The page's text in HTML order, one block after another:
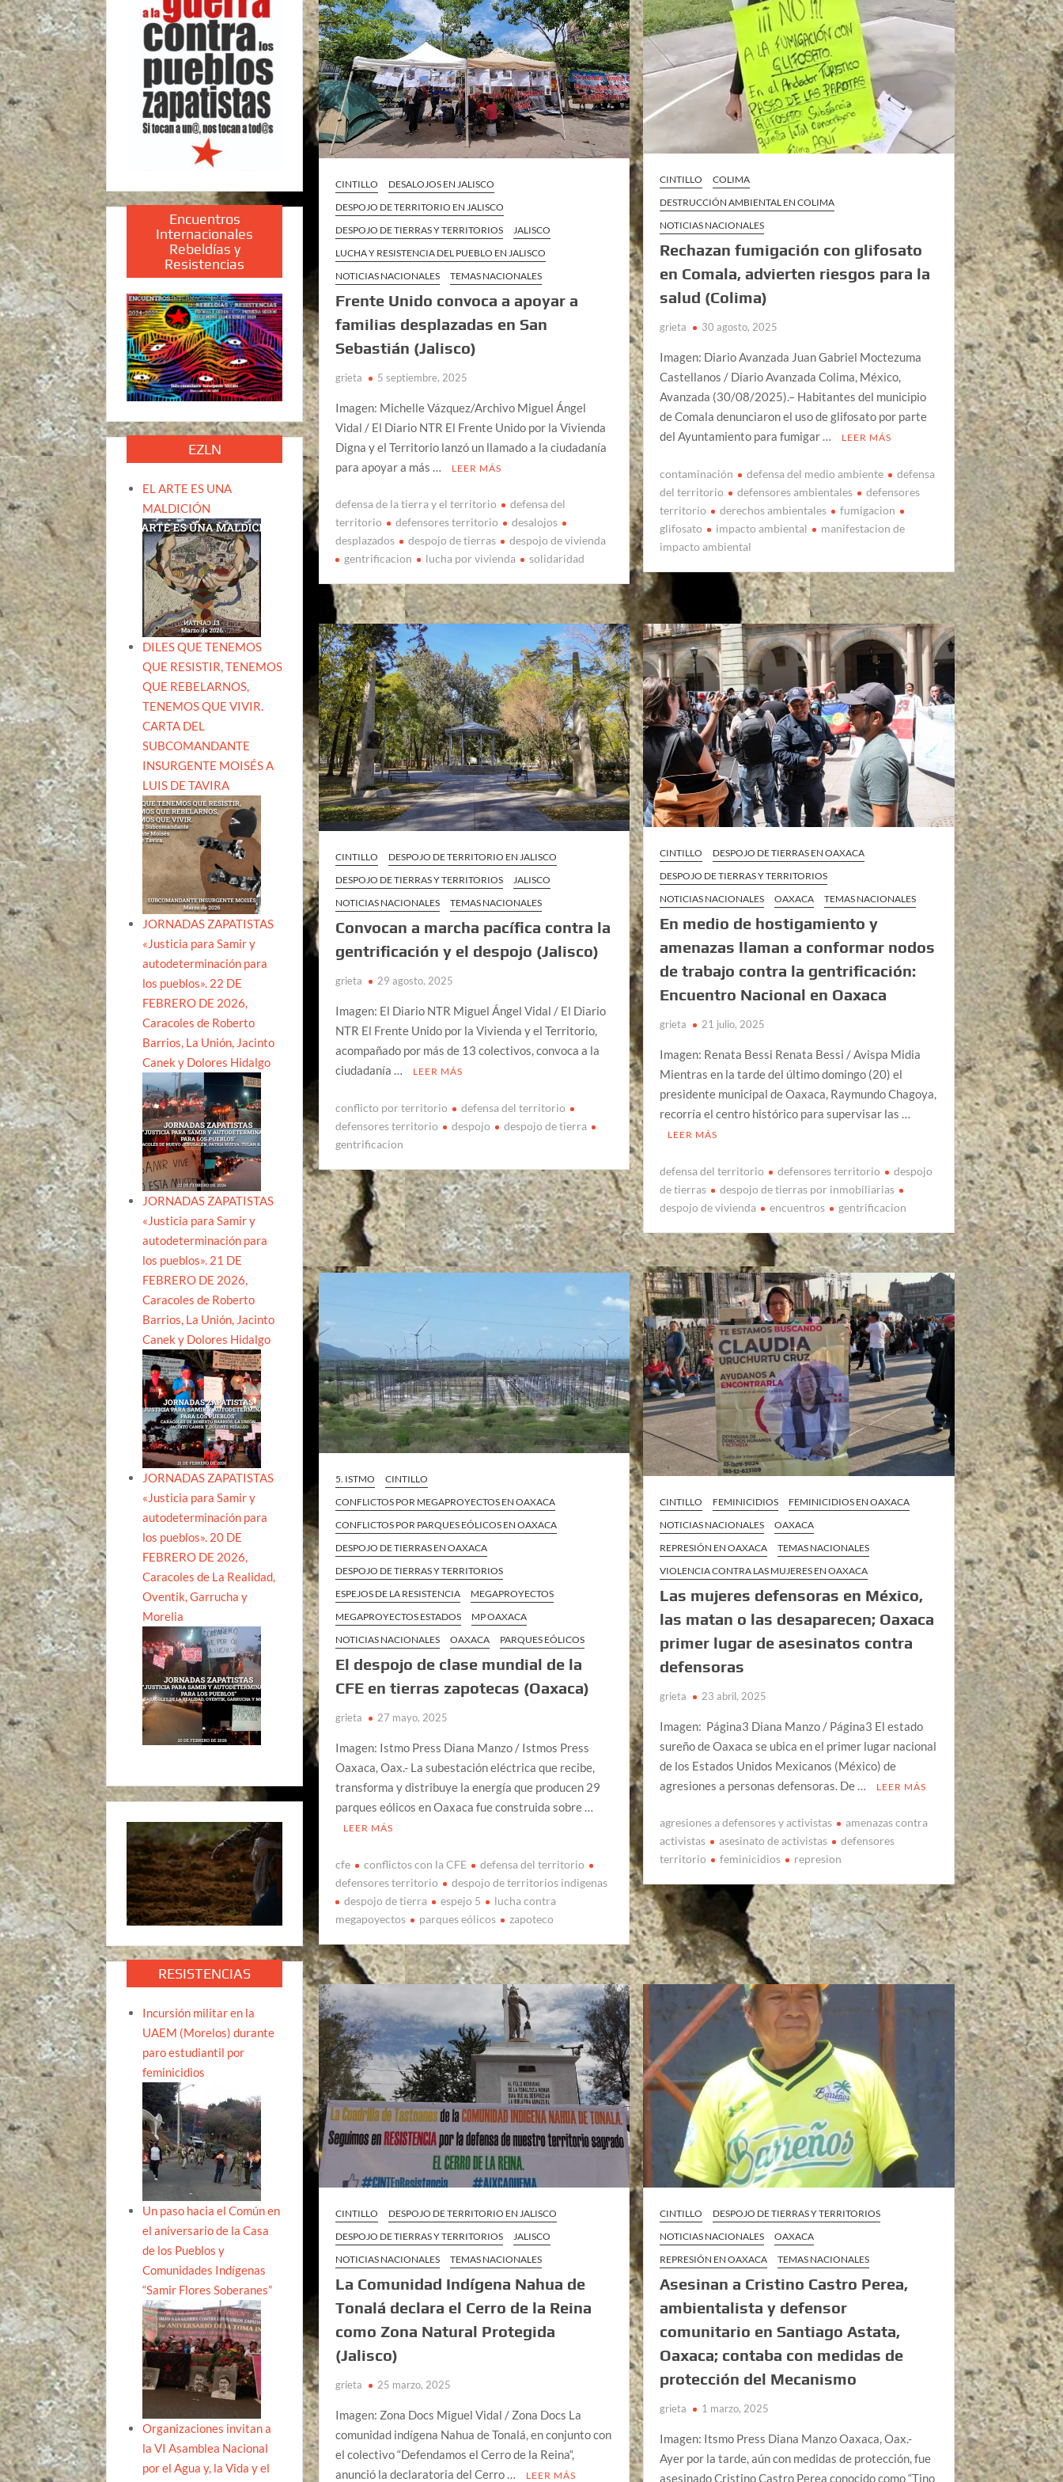
CINTILLO
DESALOJOS EN JALISCO
DESPOJO DE TERRITORIO EN JALISCO
DESPOJO DE TIERRAS Y TERRITORIOS
JALISCO
LUCHA Y RESISTENCIA DEL PUEBLO EN JALISCO
NOTICIAS NACIONALES
TEMAS NACIONALES
Frente Unido convoca a apoyar a
familias desplazadas en San
Sebastián (Jalisco)
grieta 5 septiembre, 2025
Imagen: Michelle Vázquez/Archivo Miguel Ángel
Vidal / El Diario NTR El Frente Unido por la Vivienda
Digna y el Territorio lanzó un llamado a la ciudadanía
para apoyar a más …
LEER MÁS
defensa de la tierra y el territorio
defensa del
territorio
defensores territorio
desalojos
desplazados
despojo de tierras
despojo de vivienda
gentrificacion
lucha por vivienda solidaridad
CINTILLO
COLIMA
DESTRUCCIÓN AMBIENTAL EN COLIMA
NOTICIAS NACIONALES
Rechazan fumigación con glifosato
en Comala, advierten riesgos para la
salud (Colima)
grieta 30 agosto, 2025
Imagen: Diario Avanzada Juan Gabriel Moctezuma
Castellanos / Diario Avanzada Colima, México,
Avanzada (30/08/2025).– Habitantes del municipio
de Comala denunciaron el uso de glifosato por parte
del Ayuntamiento para fumigar …
LEER MÁS
contaminación defensa del medio ambiente
defensa
del territorio
defensores ambientales
defensores
territorio
derechos ambientales
fumigacion
glifosato
impacto ambiental
manifestacion de
impacto ambiental
CINTILLO
DESPOJO DE TERRITORIO EN JALISCO
DESPOJO DE TIERRAS Y TERRITORIOS
JALISCO
NOTICIAS NACIONALES
TEMAS NACIONALES
Convocan a marcha pacífica contra la
gentrificación y el despojo (Jalisco)
grieta 29 agosto, 2025
Imagen: El Diario NTR Miguel Ángel Vidal / El Diario
NTR El Frente Unido por la Vivienda y el Territorio,
acompañado por más de 13 colectivos, convoca a la
ciudadanía …
LEER MÁS
conflicto por territorio
defensa del territorio
defensores territorio
despojo
despojo de tierra
gentrificacion
CINTILLO
DESPOJO DE TIERRAS EN OAXACA
DESPOJO DE TIERRAS Y TERRITORIOS
NOTICIAS NACIONALES
OAXACA TEMAS NACIONALES
En medio de hostigamiento y
amenazas llaman a conformar nodos
de trabajo contra la gentrificación:
Encuentro Nacional en Oaxaca
grieta 21 julio, 2025
Imagen: Renata Bessi Renata Bessi / Avispa Midia
Mientras en la tarde del último domingo (20) el
presidente municipal de Oaxaca, Raymundo Chagoya,
recorría el centro histórico para supervisar las …
LEER MÁS
defensa del territorio defensores territorio
despojo
de tierras
despojo de tierras por inmobiliarias
despojo de vivienda
encuentros gentrificacion
5. ISTMO
CINTILLO
CONFLICTOS POR MEGAPROYECTOS EN OAXACA
CONFLICTOS POR PARQUES EÓLICOS EN OAXACA
DESPOJO DE TIERRAS EN OAXACA
DESPOJO DE TIERRAS Y TERRITORIOS
ESPEJOS DE LA RESISTENCIA
MEGAPROYECTOS
MEGAPROYECTOS ESTADOS
MP OAXACA
NOTICIAS NACIONALES
OAXACA PARQUES EÓLICOS
El despojo de clase mundial de la
CFE en tierras zapotecas (Oaxaca)
grieta 27 mayo, 2025
Imagen: Istmo Press Diana Manzo / Istmos Press
Oaxaca, Oax.- La subestación eléctrica que recibe,
transforma y distribuye la energía que producen 29
parques eólicos en Oaxaca fue construida sobre …
LEER MÁS
cfe conflictos con la CFE
defensa del territorio
defensores territorio
despojo de territorios indigenas
despojo de tierra
espejo 5
lucha contra
megapoyectos
parques eólicos zapoteco
CINTILLO FEMINICIDIOS
FEMINICIDIOS EN OAXACA
NOTICIAS NACIONALES
OAXACA
REPRESIÓN EN OAXACA
TEMAS NACIONALES
VIOLENCIA CONTRA LAS MUJERES EN OAXACA
Las mujeres defensoras en México,
las matan o las desaparecen; Oaxaca
primer lugar de asesinatos contra
defensoras
grieta 23 abril, 2025
Imagen: Página3 Diana Manzo / Página3 El estado
sureño de Oaxaca se ubica en el primer lugar nacional
de los Estados Unidos Mexicanos (México) de
agresiones a personas defensoras. De …
LEER MÁS
agresiones a defensores y activistas
amenazas contra
activistas
asesinato de activistas
defensores
territorio
feminicidios represion
CINTILLO
DESPOJO DE TERRITORIO EN JALISCO
DESPOJO DE TIERRAS Y TERRITORIOS
JALISCO
NOTICIAS NACIONALES
TEMAS NACIONALES
La Comunidad Indígena Nahua de
Tonalá declara el Cerro de la Reina
como Zona Natural Protegida
(Jalisco)
grieta 25 marzo, 2025
Imagen: Zona Docs Miguel Vidal / Zona Docs La
comunidad indígena Nahua de Tonalá, en conjunto con
el colectivo “Defendamos el Cerro de la Reina“,
anunció la declaratoria del Cerro …
LEER MÁS
CINTILLO
DESPOJO DE TIERRAS Y TERRITORIOS
NOTICIAS NACIONALES
OAXACA
REPRESIÓN EN OAXACA
TEMAS NACIONALES
Asesinan a Cristino Castro Perea,
ambientalista y defensor
comunitario en Santiago Astata,
Oaxaca; contaba con medidas de
protección del Mecanismo
grieta 1 marzo, 2025
Imagen: Itsmo Press Diana Manzo Oaxaca, Oax.-
Ayer por la tarde, aún con medidas de protección, fue
asesinado Cristino Castro Perea conocido como “Tino
Encuentros
Internacionales
Rebeldías y
Resistencias
EZLN
EL ARTE ES UNA
MALDICIÓN
DILES QUE TENEMOS
QUE RESISTIR, TENEMOS
QUE REBELARNOS,
TENEMOS QUE VIVIR.
CARTA DEL
SUBCOMANDANTE
INSURGENTE MOISÉS A
LUIS DE TAVIRA
JORNADAS ZAPATISTAS
«Justicia para Samir y
autodeterminación para
los pueblos». 22 DE
FEBRERO DE 2026,
Caracoles de Roberto
Barrios, La Unión, Jacinto
Canek y Dolores Hidalgo
JORNADAS ZAPATISTAS
«Justicia para Samir y
autodeterminación para
los pueblos». 21 DE
FEBRERO DE 2026,
Caracoles de Roberto
Barrios, La Unión, Jacinto
Canek y Dolores Hidalgo
JORNADAS ZAPATISTAS
«Justicia para Samir y
autodeterminación para
los pueblos». 20 DE
FEBRERO DE 2026,
Caracoles de La Realidad,
Oventik, Garrucha y
Morelia
RESISTENCIAS
Incursión militar en la
UAEM (Morelos) durante
paro estudiantil por
feminicidios
Un paso hacia el Común en
el aniversario de la Casa
de los Pueblos y
Comunidades Indígenas
“Samir Flores Soberanes”
Organizaciones invitan a
la VI Asamblea Nacional
por el Agua y, la Vida y el